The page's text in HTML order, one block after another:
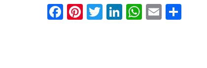
Facebook
Pinterest
Twitter
LinkedIn
Email